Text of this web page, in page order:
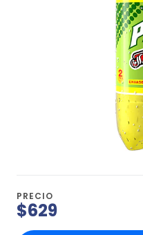
PRECIO
$629